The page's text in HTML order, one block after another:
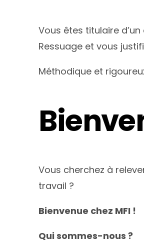
Vous êtes titulaire
Ressuage et vous
Méthodique et
Vous cherchez à
travail ?
Bienvenue chez MFI !
Qui sommes-nous ?